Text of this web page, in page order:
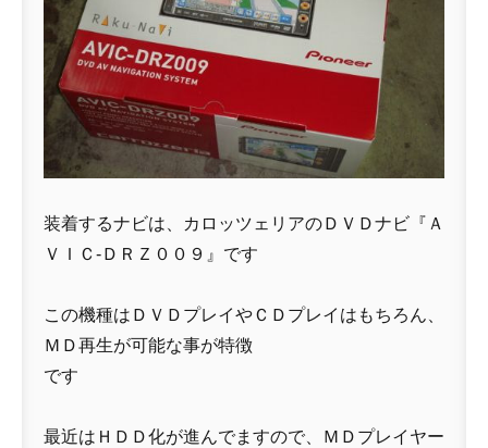
装着するナビは、カロッツェリアのＤＶＤナビ『Ａ
ＶＩＣ-ＤＲＺ００９』です
この機種はＤＶＤプレイやＣＤプレイはもちろん、
ＭＤ再生が可能な事が特徴
です
最近はＨＤＤ化が進んでますので、ＭＤプレイヤー